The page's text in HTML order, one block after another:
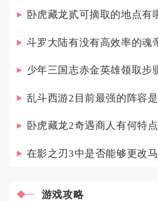
卧虎藏龙贰可摘取的地点有
少年三国志赤金英雄领取步
乱斗西游2目前最强的阵容
卧虎藏龙2奇遇商人有何特点
在影之刃3中是否能够更改
游戏攻略